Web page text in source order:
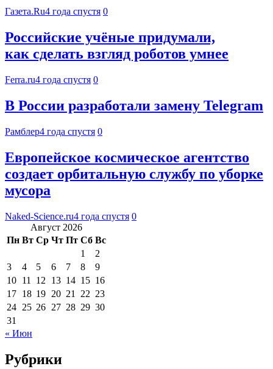
Газета.Ru4 года спустя 0
Российские учёные придумали,
как сделать взгляд роботов умнее
Ferra.ru4 года спустя 0
В России разработали замену Telegram
Рамблер4 года спустя 0
Европейское космическое агентство
создает орбитальную службу по уборке
мусора
Naked-Science.ru4 года спустя 0
Август 2026
Пн Вт Ср Чт Пт Сб Вс
1
2
3
4 5 6 7 8
9
10 11 12 13 14 15 16
17 18 19 20 21 22 23
24 25 26 27 28 29 30
31
« Июн
Рубрики